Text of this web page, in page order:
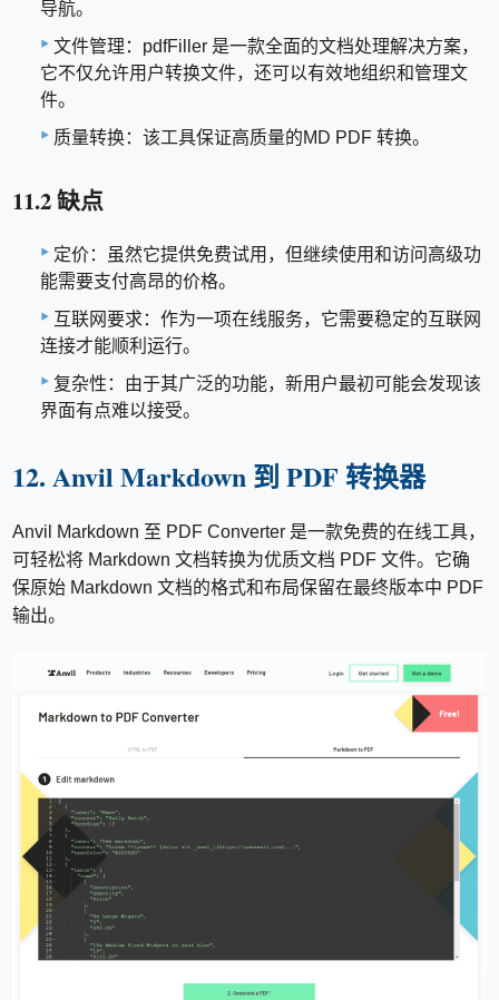
导航。
文件管理：pdfFiller 是一款全面的文档处理解决方案，
它不仅允许用户转换文件，还可以有效地组织和管理文
件。
质量转换：该工具保证高质量的MD PDF 转换。
11.2 缺点
定价：虽然它提供免费试用，但继续使用和访问高级功
能需要支付高昂的价格。
互联网要求：作为一项在线服务，它需要稳定的互联网
连接才能顺利运行。
复杂性：由于其广泛的功能，新用户最初可能会发现该
界面有点难以接受。
12. Anvil Markdown 到 PDF 转换器
Anvil Markdown 至 PDF Converter 是一款免费的在线工具，
可轻松将 Markdown 文档转换为优质文档 PDF 文件。它确
保原始 Markdown 文档的格式和布局保留在最终版本中 PDF
输出。